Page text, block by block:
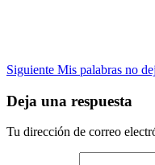
Siguiente Mis palabras no
Deja una respuesta
Tu dirección de correo